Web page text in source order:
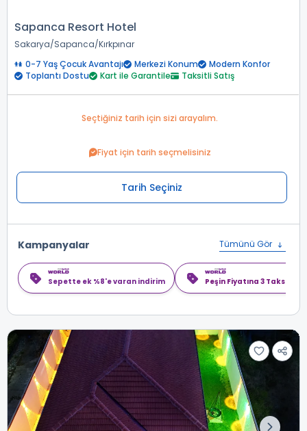
Sapanca Resort Hotel
Sakarya Sapanca Kırkpınar
0-7 Yaş Çocuk Avantajı
Merkezi Konum
Modern Konfor
Toplantı Dostu
Kart ile Garantile Taksitli Satış
Seçtiğiniz tarih için sizi arayalım.
Fiyat için tarih seçmelisiniz
Tarih Seçiniz
Kampanyalar Tümünü Gör
Sepette ek %8'e varan indirim Peşin Fiyatına 3 Taksit